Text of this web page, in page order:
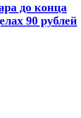
до конца
90 рублей